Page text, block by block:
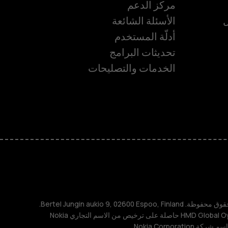
مركز الدعم
الأسئلة الشائعة
أدلّة المستخدم
تحديثات البرامج
الخدمات والتصليحات
TM و © 2026 HMD Global. جميع الحقوق محفوظة. Bertel Jungin aukio 9, 02600 Espoo, Finland.
مُعرِّف الشركة: 2724044-2. شركة HMD Global Oy حاصلة على ترخيص من الاسم التجاري Nokia